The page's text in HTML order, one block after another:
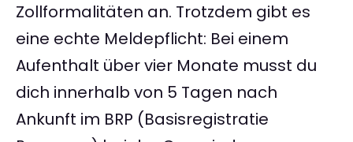
Zollformalitäten an. Trotzdem gibt es
eine echte Meldepflicht: Bei einem
Aufenthalt über vier Monate musst du
dich innerhalb von 5 Tagen nach
Ankunft im BRP (Basisregistratie